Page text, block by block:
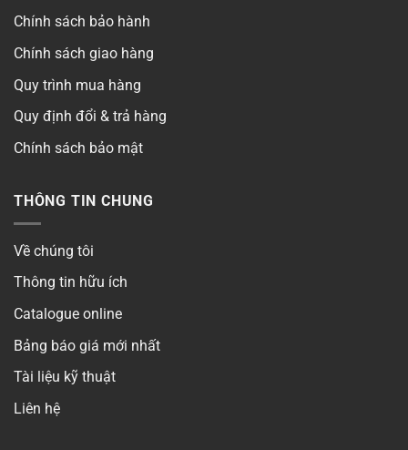
Chính sách bảo hành
Chính sách giao hàng
Quy trình mua hàng
Quy định đổi & trả hàng
Chính sách bảo mật
THÔNG TIN CHUNG
Về chúng tôi
Thông tin hữu ích
Catalogue online
Bảng báo giá mới nhất
Tài liệu kỹ thuật
Liên hệ